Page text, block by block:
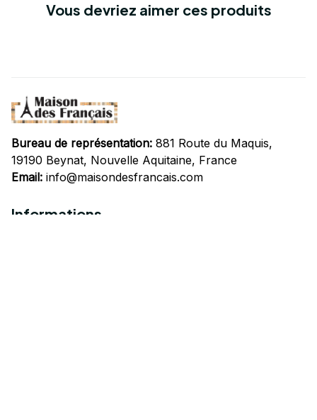
Vous devriez aimer ces produits
Bureau de représentation: 881 Route du Maquis,
19190 Beynat, Nouvelle Aquitaine, France
Email: info@maisondesfrancais.com
Informations